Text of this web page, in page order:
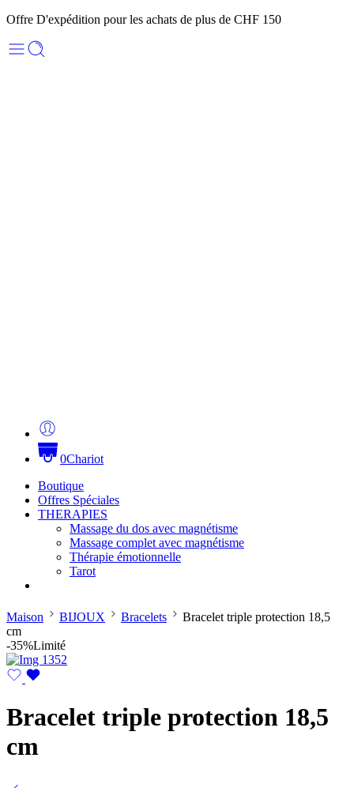
Offre D'expédition pour les achats de plus de CHF 150
0Chariot
Boutique
Offres Spéciales
THERAPIES
Massage du dos avec magnétisme
Massage complet avec magnétisme
Thérapie émotionnelle
Tarot
Maison BIJOUX Bracelets
Bracelet triple protection 18,5
cm
-35%Limité
Bracelet triple protection 18,5
cm